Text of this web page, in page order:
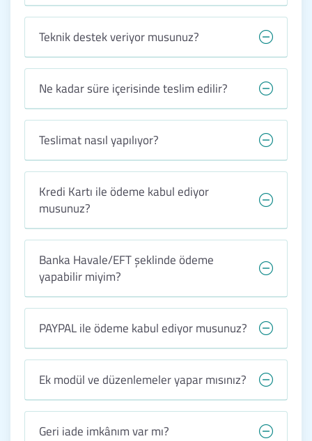
Teknik destek veriyor musunuz?
Ne kadar süre içerisinde teslim edilir?
Teslimat nasıl yapılıyor?
Kredi Kartı ile ödeme kabul ediyor
musunuz?
Banka Havale/EFT şeklinde ödeme
yapabilir miyim?
PAYPAL ile ödeme kabul ediyor musunuz?
Ek modül ve düzenlemeler yapar mısınız?
Geri iade imkânım var mı?